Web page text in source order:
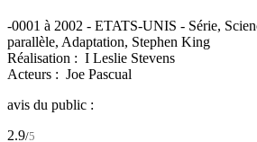
-0001 à 2002 - ETATS-UNIS - Série,
parallèle, Adaptation, Stephen King
Réalisation : I Leslie Stevens
Acteurs : Joe Pascual
avis du public :
2.9/5